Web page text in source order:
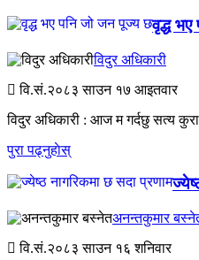
वृद्ध
विदुर अधिकारी
वि.सं.२०८३साउन १७ आइतवार
विदुर अधिकारी : आज म गर्दछु सत्य
पुरा पढ्नुहाेस्
अनन्तकुमार
वि.सं.२०८३साउन १६ शनिवार